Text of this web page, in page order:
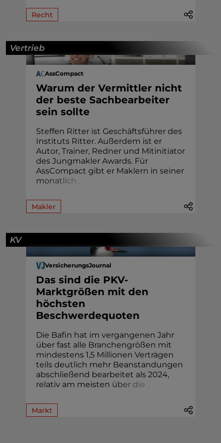
Recht
Vertrieb
AssCompact
Warum der Vermittler nicht
der beste Sachbearbeiter
sein sollte
Steffen Ritter ist Geschäftsführer des
Instituts Ritter. Außerdem ist er
Autor, Trainer, Redner und Mitinitiator
des Jungmakler Awards. Für
AssCompact gibt er Maklern in seiner
monatlich
Makler
KV
VersicherungsJournal
Das sind die PKV-
Marktgrößen mit den
höchsten
Beschwerdequoten
Die Bafin hat im vergangenen Jahr
über fast alle Branchengrößen mit
mindestens 1,5 Millionen Verträgen
teils deutlich mehr Beanstandungen
abschließend bearbeitet als 2024,
relativ am meisten über die
Markt